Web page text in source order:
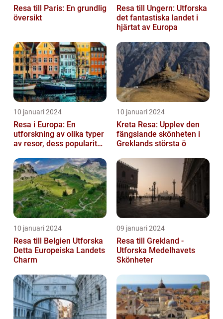
Resa till Paris: En grundlig
översikt
Resa till Ungern: Utforska
det fantastiska landet i
hjärtat av Europa
10 januari 2024
Resa i Europa: En
utforskning av olika typer
av resor, dess popularitet
10 januari 2024
Kreta Resa: Upplev den
fängslande skönheten i
Greklands största ö
10 januari 2024
Resa till Belgien Utforska
Detta Europeiska Landets
Charm
09 januari 2024
Resa till Grekland -
Utforska Medelhavets
Skönheter